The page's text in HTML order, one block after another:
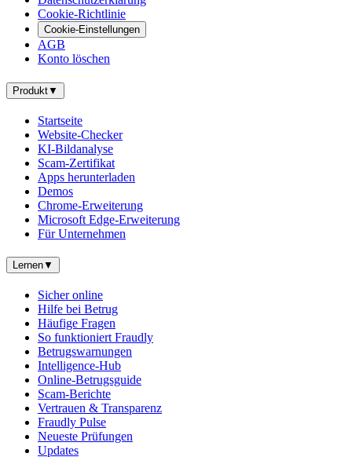
Cookie-Richtlinie
Cookie-Einstellungen
AGB
Konto löschen
Produkt▼
Startseite
Website-Checker
KI-Bildanalyse
Scam-Zertifikat
Apps herunterladen
Demos
Chrome-Erweiterung
Microsoft Edge-Erweiterung
Für Unternehmen
Lernen▼
Sicher online
Hilfe bei Betrug
Häufige Fragen
So funktioniert Fraudly
Betrugswarnungen
Intelligence-Hub
Online-Betrugsguide
Scam-Berichte
Vertrauen & Transparenz
Fraudly Pulse
Neueste Prüfungen
Updates